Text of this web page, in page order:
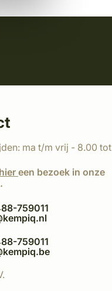
ma t/m vrij - 8.00 tot
hier een bezoek in onze
759011
759011